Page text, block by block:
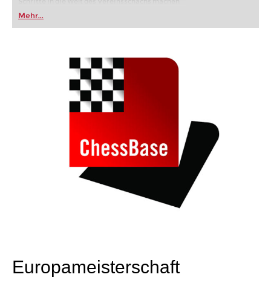
oder bereits auf Turnierniveau spielen: Mit
FRITZ trainieren Sie effizienter, intelligenter und
individueller als je zuvor.
Mehr...
Europameisterschaft